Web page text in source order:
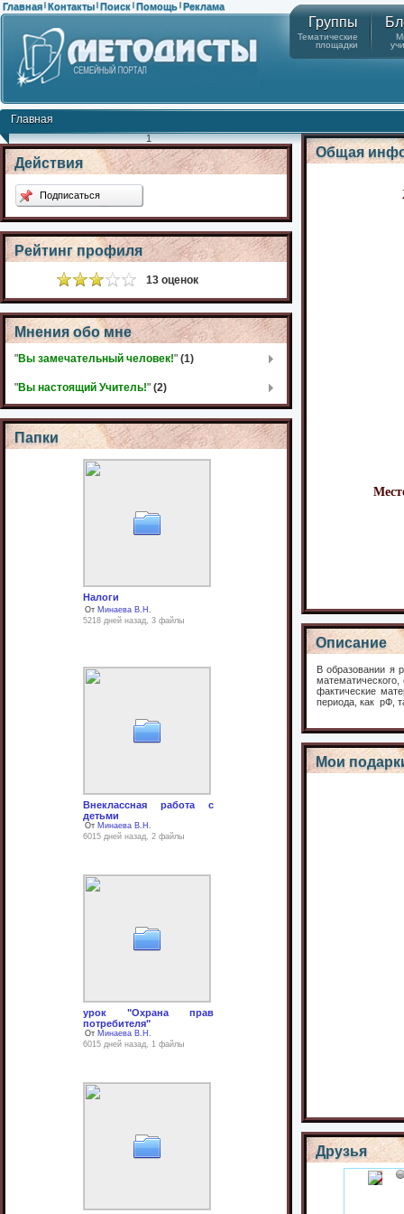
Главная | Контакты | Поиск | Помощь | Реклама
Группы
Тематические
площадки
Главная
1
Действия
Подписаться
Рейтинг профиля
13 оценок
Мнения обо мне
"Вы замечательный человек!" (1)
"Вы настоящий Учитель!" (2)
Папки
Налоги
От Минаева В.Н.
5218 дней назад, 3 файлы
Внеклассная работа с
детьми
От Минаева В.Н.
6015 дней назад, 2 файлы
урок "Охрана прав
потребителя"
От Минаева В.Н.
6015 дней назад, 1 файлы
Общая
Описание
В образовании я
фактические
периода, как рФ,
Мои
Друзья